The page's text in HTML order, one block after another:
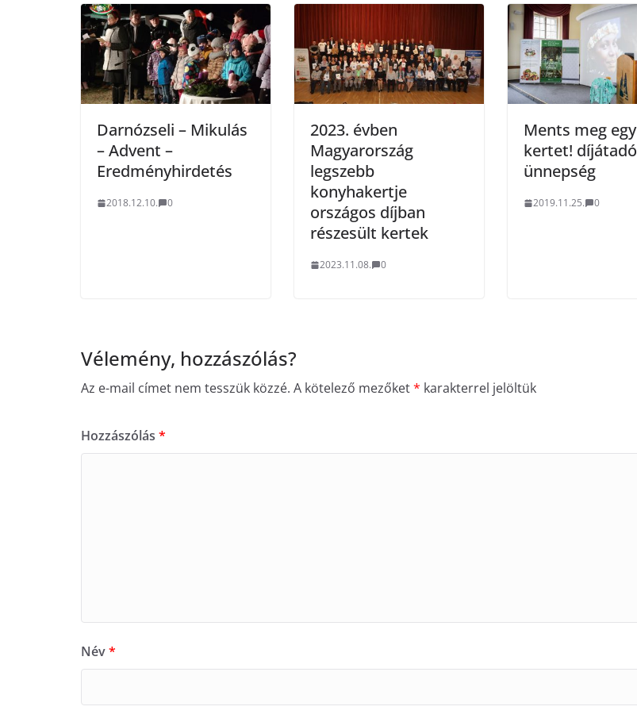
Darnózseli – Mikulás
– Advent –
Eredményhirdetés
2018.12.10. 0
2023. évben
Magyarország
legszebb
konyhakertje
országos díjban
részesült kertek
2023.11.08. 0
Ments meg egy
kertet! díjátadó
ünnepség
2019.11.25. 0
Vélemény, hozzászólás?
Az e-mail címet nem tesszük közzé. A kötelező mezőket* karakterrel jelöltük
Hozzászólás *
Név*